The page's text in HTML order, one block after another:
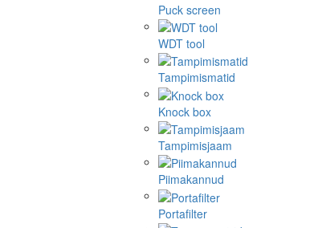
Puck screen
WDT tool
Tampimismatid
Knock box
Tampimisjaam
Piimakannud
Portafilter